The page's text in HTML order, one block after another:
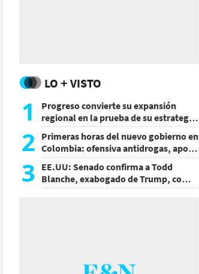
LO + VISTO
1
Progreso convierte su expansión
regional en la prueba de su estrategia
de sostenibilidad
2 Primeras horas del nuevo gobierno en
Colombia: ofensiva antidrogas, apoyo
de EE.UU. y un atentado
3 EE.UU: Senado confirma a Todd
Blanche, exabogado de Trump, como
Fiscal General